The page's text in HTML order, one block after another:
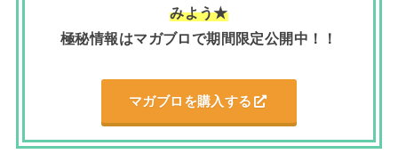
みよう★
極秘情報はマガブロで期間限定公開中！！
マガブロを購入する